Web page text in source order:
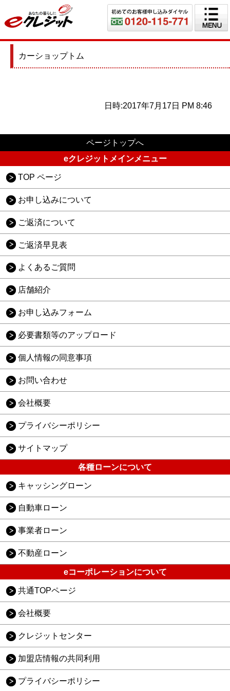
カーショップトム
日時:2017年7月17日 PM 8:46
ページトップへ
eクレジットメインメニュー
TOP ページ
お申し込みについて
ご返済について
ご返済早見表
よくあるご質問
店舗紹介
お申し込みフォーム
必要書類等のアップロード
個人情報の同意事項
お問い合わせ
会社概要
プライバシーポリシー
サイトマップ
各種ローンについて
キャッシングローン
自動車ローン
事業者ローン
不動産ローン
eコーポレーションについて
共通TOPページ
会社概要
クレジットセンター
加盟店情報の共同利用
プライバシーポリシー